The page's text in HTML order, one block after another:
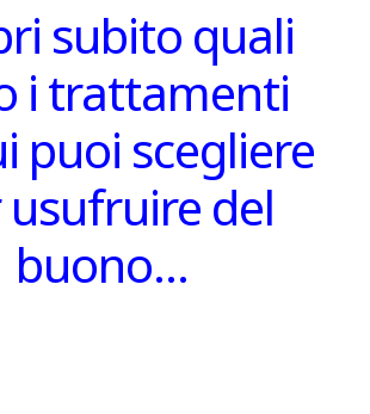
subito quali
i trattamenti
puoi scegliere
del
buono…